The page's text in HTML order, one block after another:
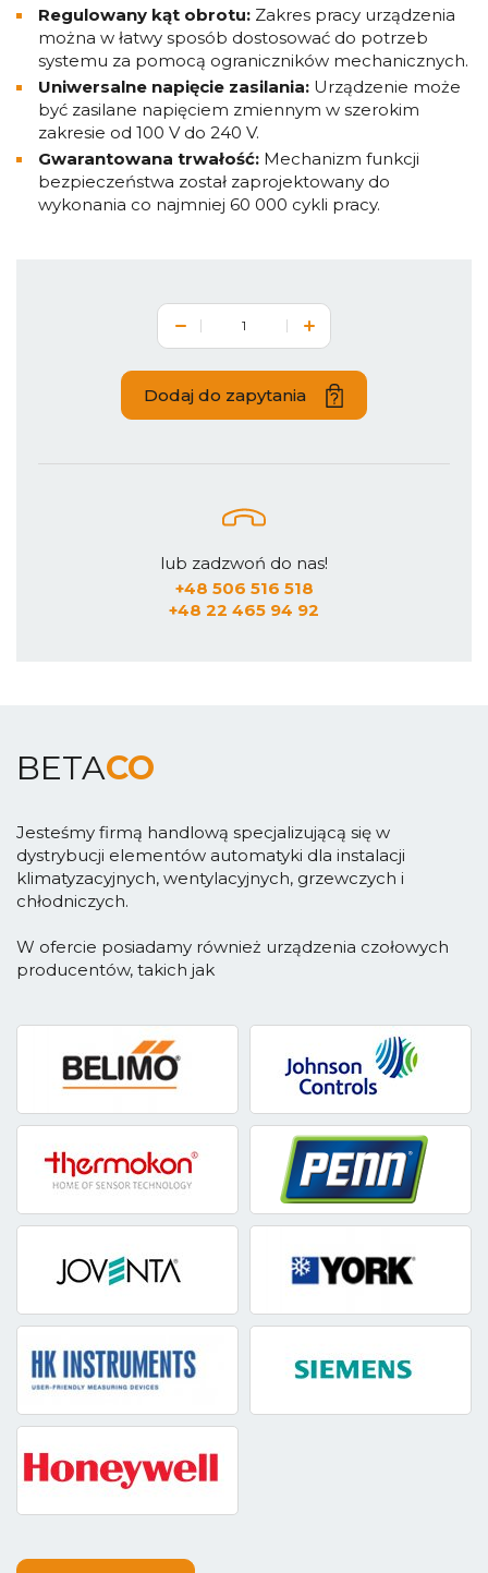
Regulowany kąt obrotu: Zakres pracy urządzenia
można w łatwy sposób dostosować do potrzeb
systemu za pomocą ograniczników mechanicznych.
Uniwersalne napięcie zasilania: Urządzenie może
być zasilane napięciem zmiennym w szerokim
zakresie od 100 V do 240 V.
Gwarantowana trwałość: Mechanizm funkcji
bezpieczeństwa został zaprojektowany do
wykonania co najmniej 60 000 cykli pracy.
Dodaj do zapytania
lub zadzwoń do nas!
+48 506 516 518
+48 22 465 94 92
BETACO
Jesteśmy firmą handlową specjalizującą się w
dystrybucji elementów automatyki dla instalacji
klimatyzacyjnych, wentylacyjnych, grzewczych i
chłodniczych.
W ofercie posiadamy również urządzenia czołowych
producentów, takich jak